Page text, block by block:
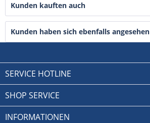
Kunden kauften auch
Kunden haben sich ebenfalls angesehen
SERVICE HOTLINE
SHOP SERVICE
INFORMATIONEN